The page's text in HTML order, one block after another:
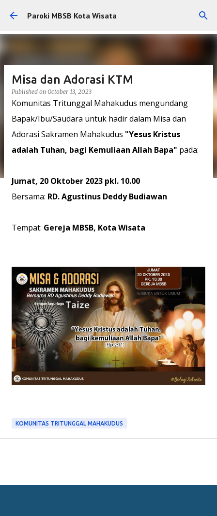
Skip to main content
Paroki MBSB Kota Wisata
Misa dan Adorasi KTM
Published on October 13, 2023
Komunitas Tritunggal Mahakudus mengundang
Bapak/Ibu/Saudara untuk hadir dalam Misa dan
Adorasi Sakramen Mahakudus "Yesus Kristus
adalah Tuhan, bagi Kemuliaan Allah Bapa" pada:
Jumat, 20 Oktober 2023 pkl. 10.00
Bersama: RD. Agustinus Deddy Budiawan
Tempat: Gereja MBSB, Kota Wisata
KOMUNITAS TRITUNGGAL MAHAKUDUS